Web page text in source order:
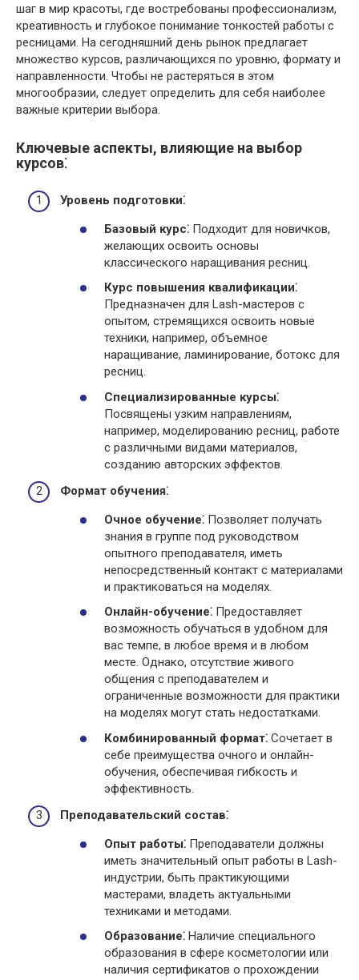
шаг в мир красоты, где востребованы профессионализм,
креативность и глубокое понимание тонкостей работы с
ресницами. На сегодняшний день рынок предлагает
множество курсов, различающихся по уровню, формату и
направленности. Чтобы не растеряться в этом
многообразии, следует определить для себя наиболее
важные критерии выбора.
Ключевые аспекты, влияющие на выбор
курсов⁚
Уровень подготовки⁚
Базовый курс⁚ Подходит для новичков,
желающих освоить основы
классического наращивания ресниц.
Курс повышения квалификации⁚
Предназначен для Lash-мастеров с
опытом, стремящихся освоить новые
техники, например, объемное
наращивание, ламинирование, ботокс для
ресниц.
Специализированные курсы⁚
Посвящены узким направлениям,
например, моделированию ресниц, работе
с различными видами материалов,
созданию авторских эффектов.
Формат обучения⁚
Очное обучение⁚ Позволяет получать
знания в группе под руководством
опытного преподавателя, иметь
непосредственный контакт с материалами
и практиковаться на моделях.
Онлайн-обучение⁚ Предоставляет
возможность обучаться в удобном для
вас темпе, в любое время и в любом
месте. Однако, отсутствие живого
общения с преподавателем и
ограниченные возможности для практики
на моделях могут стать недостатками.
Комбинированный формат⁚ Сочетает в
себе преимущества очного и онлайн-
обучения, обеспечивая гибкость и
эффективность.
Преподавательский состав⁚
Опыт работы⁚ Преподаватели должны
иметь значительный опыт работы в Lash-
индустрии, быть практикующими
мастерами, владеть актуальными
техниками и методами.
Образование⁚ Наличие специального
образования в сфере косметологии или
наличия сертификатов о прохождении